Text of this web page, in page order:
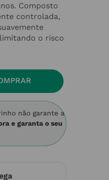
Composto
controlada,
o risco
não garante a
e garanta o seu